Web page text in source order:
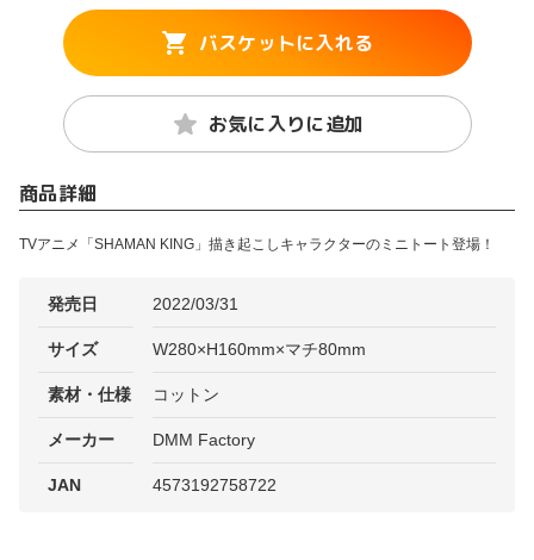
バスケットに入れる
お気に入りに追加
商品詳細
TVアニメ「SHAMAN KING」描き起こしキャラクターのミニトート登場！
発売日 2022/03/31
サイズ W280×H160mm×マチ80mm
素材・仕様 コットン
メーカー DMM Factory
JAN 4573192758722